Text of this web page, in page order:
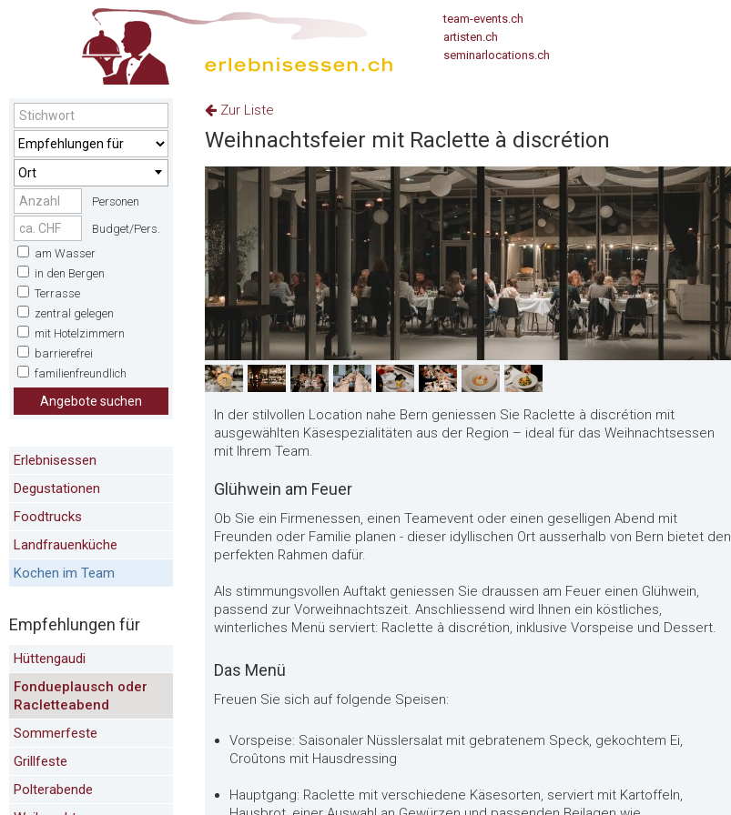
team-events.ch
artisten.ch
seminarlocations.ch
Ort
Personen
Budget/Pers.
am Wasser
in den Bergen
Terrasse
zentral gelegen
mit Hotelzimmern
barrierefrei
familienfreundlich
Angebote suchen
Erlebnisessen
Degustationen
Foodtrucks
Landfrauenküche
Kochen im Team
Empfehlungen für
Hüttengaudi
Fondueplausch oder
Racletteabend
Sommerfeste
Grillfeste
Polterabende
Zur Liste
Weihnachtsfeier mit Raclette à discrétion
In der stilvollen Location nahe Bern geniessen Sie Raclette à discrétion mit
ausgewählten Käsespezialitäten aus der Region – ideal für das Weihnachtsessen
mit Ihrem Team.
Glühwein am Feuer
Ob Sie ein Firmenessen, einen Teamevent oder einen geselligen Abend mit
Freunden oder Familie planen - dieser idyllischen Ort ausserhalb von Bern bietet den
perfekten Rahmen dafür.
Als stimmungsvollen Auftakt geniessen Sie draussen am Feuer einen Glühwein,
passend zur Vorweihnachtszeit. Anschliessend wird Ihnen ein köstliches,
winterliches Menü serviert: Raclette à discrétion, inklusive Vorspeise und Dessert.
Das Menü
Freuen Sie sich auf folgende Speisen:
Vorspeise: Saisonaler Nüsslersalat mit gebratenem Speck, gekochtem Ei,
Croûtons mit Hausdressing
Hauptgang: Raclette mit verschiedene Käsesorten, serviert mit Kartoffeln,